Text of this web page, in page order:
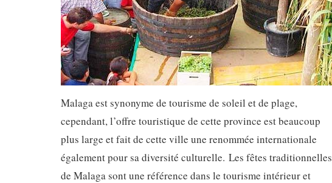
Malaga est synonyme de tourisme de soleil et de plage,
cependant, l’offre touristique de cette province est beaucoup
plus large et fait de cette ville une renommée internationale
également pour sa diversité culturelle. Les fêtes traditionnelles
de Malaga sont une référence dans le tourisme intérieur et